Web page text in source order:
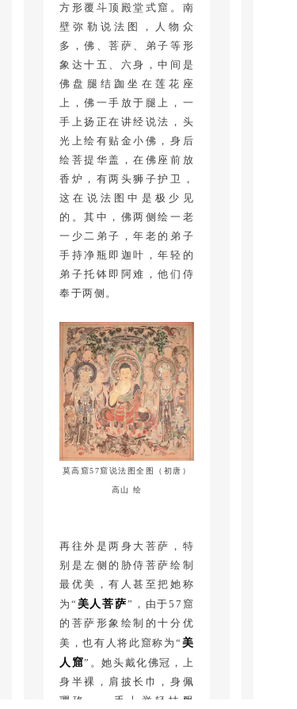
方形覆斗顶殿堂式窟。南
壁弥勒说法图，人物众
多，佛、菩萨、弟子等形
象达十五、六身，中间是
佛盘腿结跏坐在莲花座
上，佛一手放于腿上，一
手上扬正在讲经说法，头
光上绘有贴金小佛，身后
绘菩提华盖，在佛座前放
香炉，有两头狮子护卫，
这在说法图中是极少见
的。其中，佛两侧绘一老
一少二弟子，年老的弟子
手持净瓶即迦叶，年轻的
弟子托钵即阿难，他们侍
奉于两侧。
莫高窟57窟说法图全图（初唐）
高山 绘
再往外是两身大菩萨，特
别是左侧的胁侍菩萨绘制
最优美，有人甚至把她称
为“ 美人菩萨”，由于57窟
的菩萨形象绘制的十分优
美，也有人将此窟称为“ 美
人窟”。她头戴化佛冠，上
身半裸，肩披长巾，身佩
璎珞，一手上举轻扶飘